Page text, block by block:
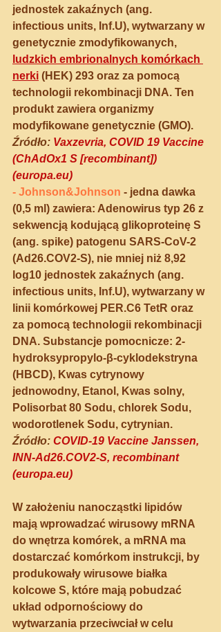
jednostek zakaźnych (ang.
infectious units, Inf.U), wytwarzany w
genetycznie zmodyfikowanych,
ludzkich embrionalnych komórkach
nerki (HEK) 293 oraz za pomocą
technologii rekombinacji DNA. Ten
produkt zawiera organizmy
modyfikowane genetycznie (GMO).
Źródło: Vaxzevria, COVID 19 Vaccine
(ChAdOx1 S [recombinant])
(europa.eu)
- Johnson&Johnson - jedna dawka
(0,5 ml) zawiera: Adenowirus typ 26 z
sekwencją kodującą glikoproteinę S
(ang. spike) patogenu SARS-CoV-2
(Ad26.COV2-S), nie mniej niż 8,92
log10 jednostek zakaźnych (ang.
infectious units, Inf.U), wytwarzany w
linii komórkowej PER.C6 TetR oraz
za pomocą technologii rekombinacji
DNA. Substancje pomocnicze: 2-
hydroksypropylo-β-cyklodekstryna
(HBCD), Kwas cytrynowy
jednowodny, Etanol, Kwas solny,
Polisorbat 80 Sodu, chlorek Sodu,
wodorotlenek Sodu, cytrynian.
Źródło: COVID-19 Vaccine Janssen,
INN-Ad26.COV2-S, recombinant
(europa.eu)
W założeniu nanocząstki lipidów
mają wprowadzać wirusowy mRNA
do wnętrza komórek, a mRNA ma
dostarczać komórkom instrukcji, by
produkowały wirusowe białka
kolcowe S, które mają pobudzać
układ odpornościowy do
wytwarzania przeciwciał w celu